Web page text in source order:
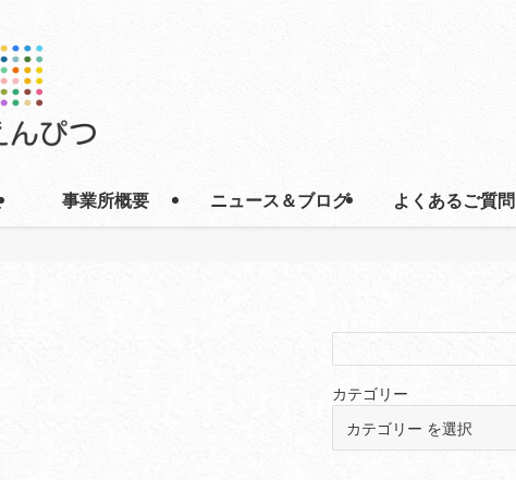
事業所概要 ニュース＆ブログ よくあるご質問
カテゴリー